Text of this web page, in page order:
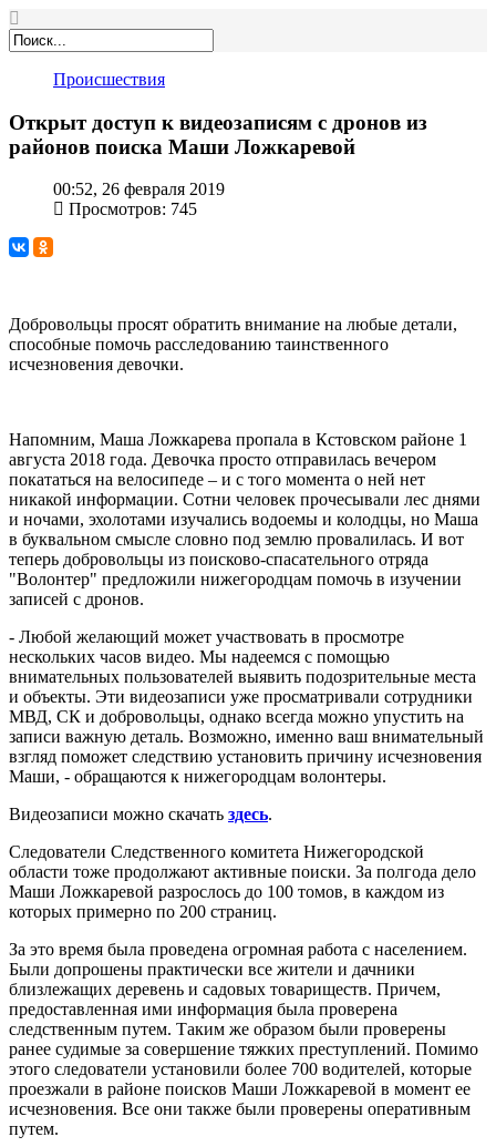
Происшествия
Открыт доступ к видеозаписям с дронов из
районов поиска Маши Ложкаревой
00:52, 26 февраля 2019
Просмотров: 745
Добровольцы просят обратить внимание на любые детали,
способные помочь расследованию таинственного
исчезновения девочки.
Напомним, Маша Ложкарева пропала в Кстовском районе 1
августа 2018 года. Девочка просто отправилась вечером
покататься на велосипеде – и с того момента о ней нет
никакой информации. Сотни человек прочесывали лес днями
и ночами, эхолотами изучались водоемы и колодцы, но Маша
в буквальном смысле словно под землю провалилась. И вот
теперь добровольцы из поисково-спасательного отряда
"Волонтер" предложили нижегородцам помочь в изучении
записей с дронов.
- Любой желающий может участвовать в просмотре
нескольких часов видео. Мы надеемся с помощью
внимательных пользователей выявить подозрительные места
и объекты. Эти видеозаписи уже просматривали сотрудники
МВД, СК и добровольцы, однако всегда можно упустить на
записи важную деталь. Возможно, именно ваш внимательный
взгляд поможет следствию установить причину исчезновения
Маши, - обращаются к нижегородцам волонтеры.
Видеозаписи можно скачать здесь.
Следователи Следственного комитета Нижегородской
области тоже продолжают активные поиски. За полгода дело
Маши Ложкаревой разрослось до 100 томов, в каждом из
которых примерно по 200 страниц.
За это время была проведена огромная работа с населением.
Были допрошены практически все жители и дачники
близлежащих деревень и садовых товариществ. Причем,
предоставленная ими информация была проверена
следственным путем. Таким же образом были проверены
ранее судимые за совершение тяжких преступлений. Помимо
этого следователи установили более 700 водителей, которые
проезжали в районе поисков Маши Ложкаревой в момент ее
исчезновения. Все они также были проверены оперативным
путем.